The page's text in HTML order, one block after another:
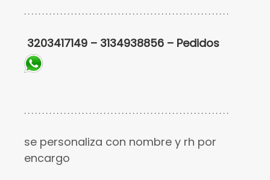
. . . . . . . . . . . . . . . . . . . . . . . . . . . . . . . . . . . . . . . . . . . . . . . . . . . . . . . . .
3203417149 – 3134938856 – Pedidos
. . . . . . . . . . . . . . . . . . . . . . . . . . . . . . . . . . . . . . . . . . . . . . . . . . . . . . . . .
se personaliza con nombre y rh por
encargo